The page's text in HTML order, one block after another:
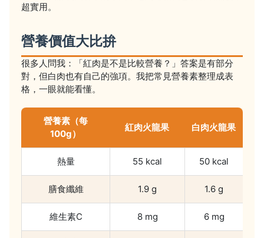
超實用。
營養價值大比拚
很多人問我：「紅肉是不是比較營養？」答案是有部分
對，但白肉也有自己的強項。我把常見營養素整理成表
格，一眼就能看懂。
營養素（每
100g）
紅肉火龍果 白肉火龍果
熱量 55 kcal 50 kcal
膳食纖維 1.9 g 1.6 g
維生素C 8 mg 6 mg